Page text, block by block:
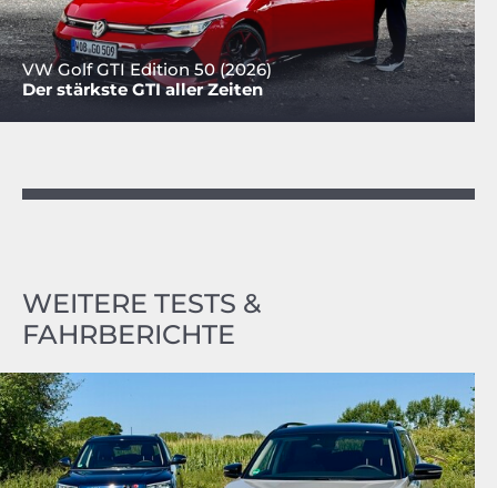
VW Golf GTI Edition 50 (2026)
Der stärkste GTI aller Zeiten
WEITERE TESTS &
FAHRBERICHTE